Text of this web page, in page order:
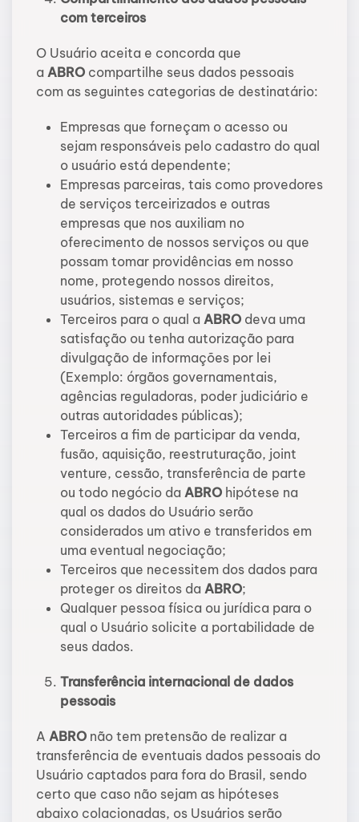
com terceiros
O Usuário aceita e concorda que
a ABRO compartilhe seus dados pessoais
com as seguintes categorias de destinatário:
Empresas que forneçam o acesso ou
sejam responsáveis pelo cadastro do qual
o usuário está dependente;
Empresas parceiras, tais como provedores
de serviços terceirizados e outras
empresas que nos auxiliam no
oferecimento de nossos serviços ou que
possam tomar providências em nosso
nome, protegendo nossos direitos,
usuários, sistemas e serviços;
Terceiros para o qual a ABRO deva uma
satisfação ou tenha autorização para
divulgação de informações por lei
(Exemplo: órgãos governamentais,
agências reguladoras, poder judiciário e
outras autoridades públicas);
Terceiros a fim de participar da venda,
fusão, aquisição, reestruturação, joint
venture, cessão, transferência de parte
ou todo negócio da ABRO hipótese na
qual os dados do Usuário serão
considerados um ativo e transferidos em
uma eventual negociação;
Terceiros que necessitem dos dados para
proteger os direitos da ABRO;
Qualquer pessoa física ou jurídica para o
qual o Usuário solicite a portabilidade de
seus dados.
Transferência internacional de dados
pessoais
A ABRO não tem pretensão de realizar a
transferência de eventuais dados pessoais do
Usuário captados para fora do Brasil, sendo
certo que caso não sejam as hipóteses
abaixo colacionadas, os Usuários serão